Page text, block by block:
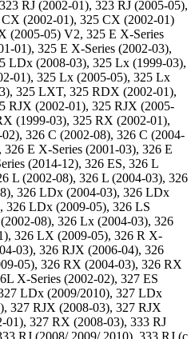
RJ (2002-01), 323 RJ (2005-05),
(2002-01), 325 CX (2002-01)
(2005-05) V2, 325 E X-Series
01), 325 E X-Series (2002-03),
LDx (2008-03), 325 Lx (1999-03),
01), 325 Lx (2005-05), 325 Lx
325 LXT, 325 RDX (2002-01),
RJX (2002-01), 325 RJX (2005-
(1999-03), 325 RX (2002-01),
326 C (2002-08), 326 C (2004-
E X-Series (2001-03), 326 E
(2014-12), 326 ES, 326 L
L (2002-08), 326 L (2004-03), 326
326 LDx (2004-03), 326 LDx
326 LDx (2009-05), 326 LS
08), 326 Lx (2004-03), 326
326 LX (2009-05), 326 R X-
03), 326 RJX (2006-04), 326
05), 326 RX (2004-03), 326 RX
X-Series (2002-02), 327 ES
LDx (2009/2010), 327 LDx
327 RJX (2008-03), 327 RJX
01), 327 RX (2008-03), 333 RJ
RJ (2008/ 2009/ 2010), 333 RJ (c